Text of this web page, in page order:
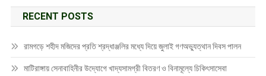
RECENT POSTS
রামগড়ে শহীদ মজিদের প্রতি শ্রদ্ধাঞ্জলির মধ্যে দিয়ে জুলাই গণঅভ্যুত্থান দিবস পালন
মাটিরাঙ্গায় সেনাবাহিনীর উদ্যোগে খাদ্যসামগ্রী বিতরণ ও বিনামূল্যে চিকিৎসাসেবা